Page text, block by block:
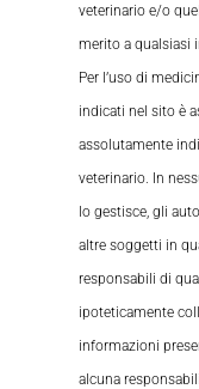
veterinario e/o
merito a qualsiasi
Per l’uso di
indicati nel sito è
assolutamente
veterinario. In
lo gestisce, gli
altre soggetti in
responsabili di
ipoteticamente
informazioni
alcuna